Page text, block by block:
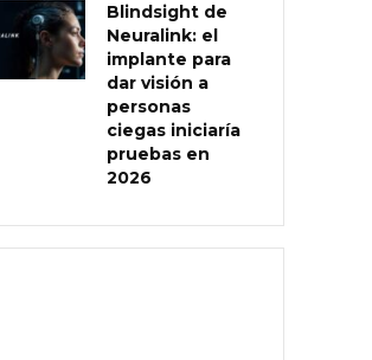
Blindsight de
Neuralink: el
implante para
dar visión a
personas
ciegas iniciaría
pruebas en
2026